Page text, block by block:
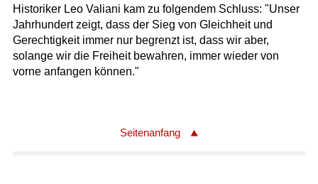
Historiker Leo Valiani kam zu folgendem Schluss: "Unser
Jahrhundert zeigt, dass der Sieg von Gleichheit und
Gerechtigkeit immer nur begrenzt ist, dass wir aber,
solange wir die Freiheit bewahren, immer wieder von
vorne anfangen können."
Seitenanfang